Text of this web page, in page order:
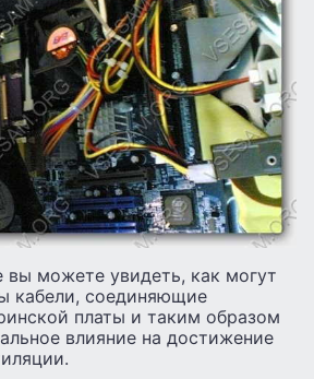
можете увидеть, как могут
кабели, соединяющие
платы и таким образом
влияние на достижение